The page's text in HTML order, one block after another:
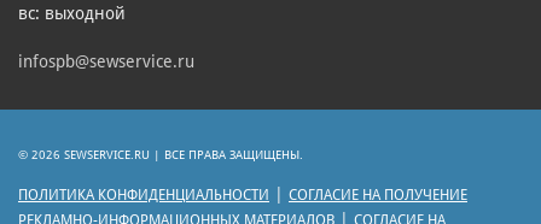
вс: выходной
infospb@sewservice.ru
© 2026 SEWSERVICE.RU | ВСЕ ПРАВА ЗАЩИЩЕНЫ.
ПОЛИТИКА КОНФИДЕНЦИАЛЬНОСТИ
СОГЛАСИЕ НА ПОЛУЧЕНИЕ
РЕКЛАМНО-ИНФОРМАЦИОННЫХ МАТЕРИАЛОВ
СОГЛАСИЕ НА